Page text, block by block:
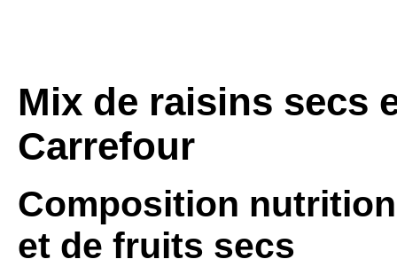
Mix de raisins secs
Carrefour
Composition
et de fruits secs